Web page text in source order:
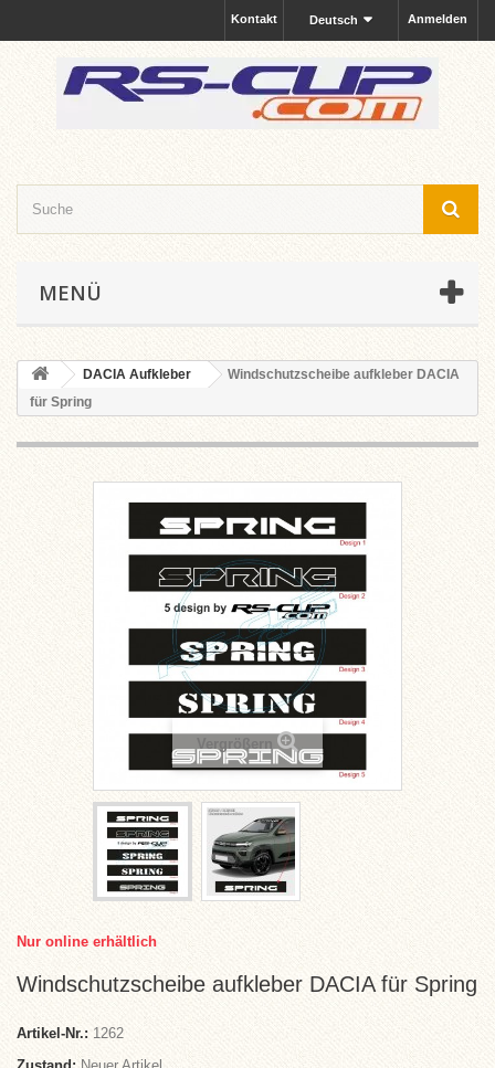
Anmelden
Deutsch
Kontakt
MENÜ
DACIA Aufkleber
Windschutzscheibe aufkleber DACIA
für Spring
Vergrößern
Nur online erhältlich
Windschutzscheibe aufkleber DACIA für Spring
Artikel-Nr.: 1262